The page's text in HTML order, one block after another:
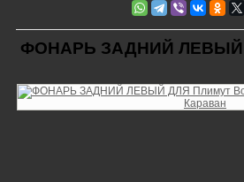
ФОНАРЬ ЗАДНИЙ ЛЕВЫЙ